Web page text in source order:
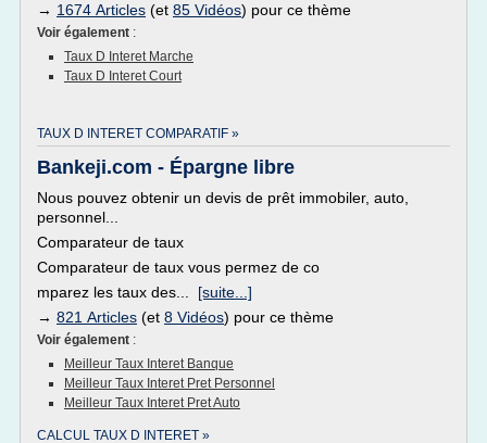
→ 1674 Articles (et 85 Vidéos) pour ce thème
Voir également :
Taux D Interet Marche
Taux D Interet Court
TAUX D INTERET COMPARATIF »
Bankeji.com - Épargne libre
Nous pouvez obtenir un devis de prêt immobiler, auto,
personnel...
Comparateur de taux
Comparateur de taux vous permez de co
mparez les taux des... [suite...]
→ 821 Articles (et 8 Vidéos) pour ce thème
Voir également :
Meilleur Taux Interet Banque
Meilleur Taux Interet Pret Personnel
Meilleur Taux Interet Pret Auto
CALCUL TAUX D INTERET »